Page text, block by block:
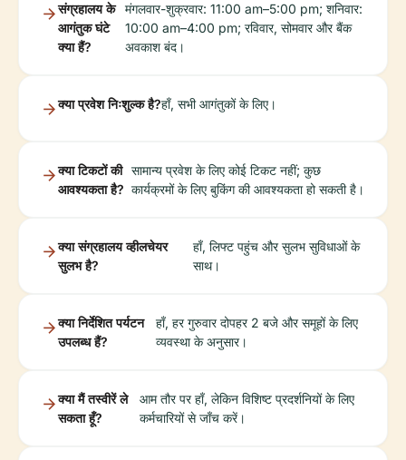
संग्रहालय के
आगंतुक घंटे
क्या हैं?
मंगलवार-शुक्रवार: 11:00 am–5:00 pm; शनिवार:
10:00 am–4:00 pm; रविवार, सोमवार और बैंक
अवकाश बंद।
क्या प्रवेश निःशुल्क है?हाँ, सभी आगंतुकों के लिए।
क्या टिकटों की
आवश्यकता है?
सामान्य प्रवेश के लिए कोई टिकट नहीं; कुछ
कार्यक्रमों के लिए बुकिंग की आवश्यकता हो सकती है।
क्या संग्रहालय व्हीलचेयर
सुलभ है?
हाँ, लिफ्ट पहुंच और सुलभ सुविधाओं के
साथ।
क्या निर्देशित पर्यटन
उपलब्ध हैं?
हाँ, हर गुरुवार दोपहर 2 बजे और समूहों के लिए
व्यवस्था के अनुसार।
क्या मैं तस्वीरें ले
सकता हूँ?
आम तौर पर हाँ, लेकिन विशिष्ट प्रदर्शनियों के लिए
कर्मचारियों से जाँच करें।